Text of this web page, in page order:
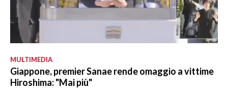
MULTIMEDIA
Giappone, premier Sanae rende omaggio a vittime
Hiroshima: "Mai più"